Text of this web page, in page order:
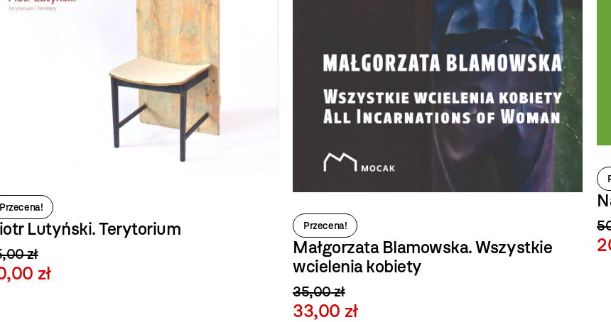
Przecena!
Lutyński. Terytorium
zł
zł
Przecena!
Małgorzata Blamowska. Wszystkie
wcielenia kobiety
35,00 zł
33,00 zł